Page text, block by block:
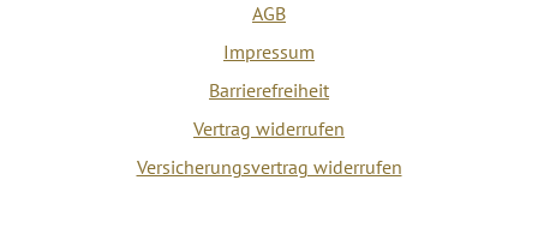
AGB
Impressum
Barrierefreiheit
Vertrag widerrufen
Versicherungsvertrag widerrufen